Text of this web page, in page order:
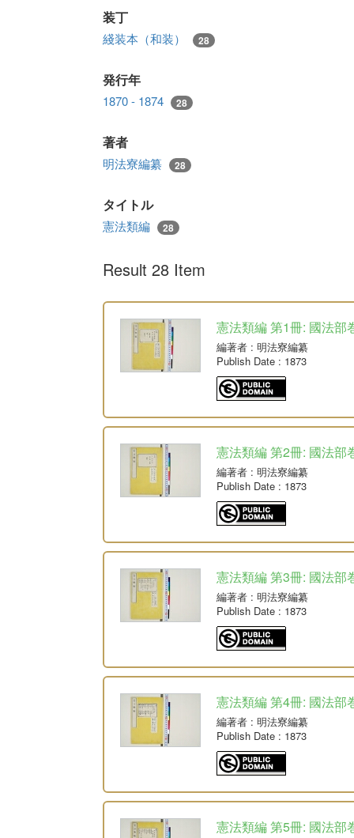
装丁
綫装本（和装） 28
発行年
1870 - 1874 28
著者
明法寮編纂 28
タイトル
憲法類編 28
Result 28 Item
憲法類編 第1冊: 國法部
編著者 : 明法寮編纂
Publish Date : 1873
憲法類編 第2冊: 國法部
編著者 : 明法寮編纂
Publish Date : 1873
憲法類編 第3冊: 國法部
編著者 : 明法寮編纂
Publish Date : 1873
憲法類編 第4冊: 國法部
編著者 : 明法寮編纂
Publish Date : 1873
憲法類編 第5冊: 國法部